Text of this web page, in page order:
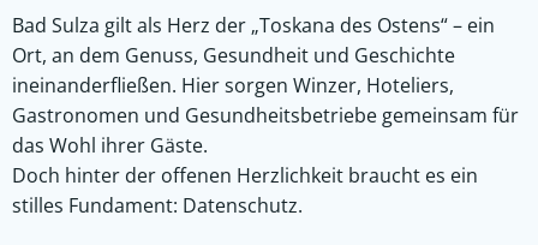
Bad Sulza gilt als Herz der „Toskana des Ostens“ – ein
Ort, an dem Genuss, Gesundheit und Geschichte
ineinanderfließen. Hier sorgen Winzer, Hoteliers,
Gastronomen und Gesundheitsbetriebe gemeinsam für
das Wohl ihrer Gäste.
Doch hinter der offenen Herzlichkeit braucht es ein
stilles Fundament: Datenschutz.